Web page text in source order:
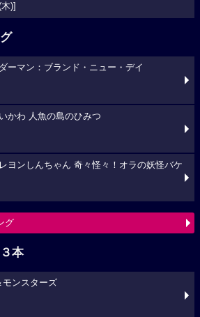
)]
ーマン：ブランド・ニュー・デイ
かわ 人魚の島のひみつ
ヨンしんちゃん 奇々怪々！オラの妖怪バケ
グ
本
モンスターズ